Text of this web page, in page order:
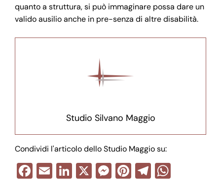
quanto a struttura, si può immaginare possa dare un
valido ausilio anche in pre-senza di altre disabilità.
Studio Silvano Maggio
Condividi l'articolo dello Studio Maggio su:
F E Li X M Pi T